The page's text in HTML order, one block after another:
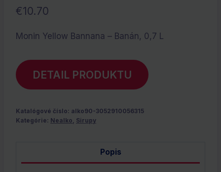
€10.70
Monin Yellow Bannana – Banán, 0,7 L
DETAIL PRODUKTU
Katalógové číslo: alko90-3052910056315
Kategórie: Nealko, Sirupy
Popis